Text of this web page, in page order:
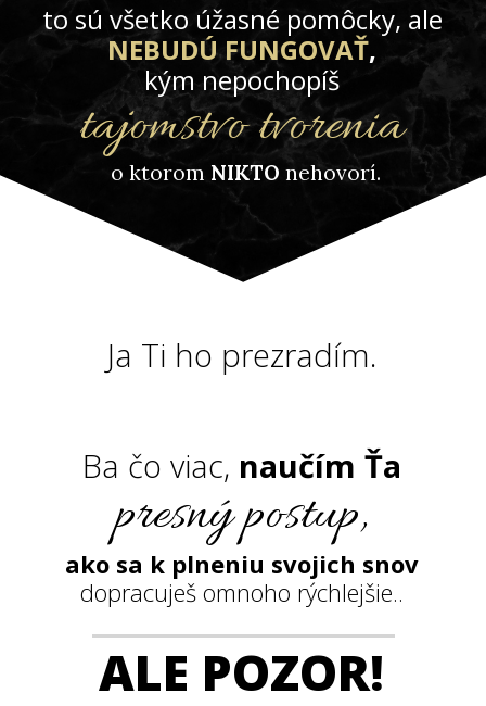
to sú všetko úžasné pomôcky, ale
NEBUDÚ FUNGOVAŤ,
kým nepochopíš
tajomstvo tvorenia
o ktorom NIKTO nehovorí.
Ja Ti ho prezradím.
Ba čo viac, naučím Ťa
presný postup,
ako sa k plneniu svojich snov
dopracuješ omnoho rýchlejšie..
ALE POZOR!